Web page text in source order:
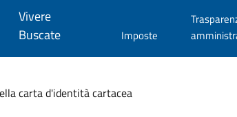
Vivere
Buscate
Imposte
carta d'identità cartacea